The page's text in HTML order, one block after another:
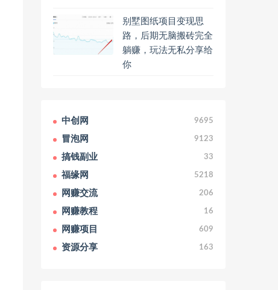
别墅图纸项目变现思
路，后期无脑搬砖完全
躺赚，玩法无私分享给
你
中创网 9695
冒泡网 9123
搞钱副业 33
福缘网 5218
网赚交流 206
网赚教程 16
网赚项目 609
资源分享 163